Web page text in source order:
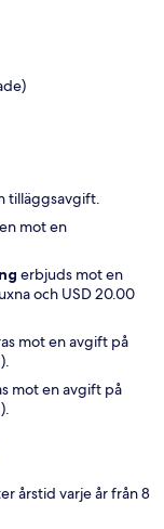
tilläggsavgift.
mot en
erbjuds mot en
och USD 20.00
mot en avgift på
mot en avgift på
årstid varje år från 8